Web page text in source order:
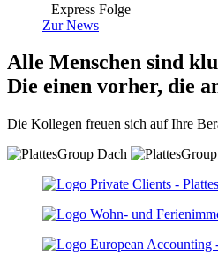
Express Folge
Zur News
Alle Menschen sind
Die einen vorher, die
Die Kollegen freuen sich auf Ihre